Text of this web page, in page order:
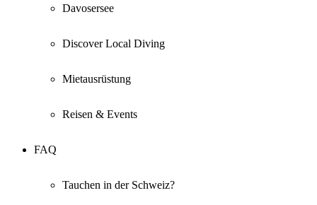
Davosersee
Discover Local Diving
Mietausrüstung
Reisen & Events
FAQ
Tauchen in der Schweiz?